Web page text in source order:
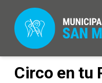
Circo en tu